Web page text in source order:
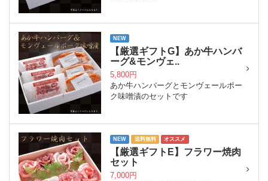
NEW
【厳選ギフトG】あか牛ハンバ
ーグ&モンヴェ..
5,800円
あか牛ハンバーグとモンヴェールポー
ク味噌漬のセットです
NEW 送料無料 オススメ
【厳選ギフトE】フラワー焼肉
セット
7,000円